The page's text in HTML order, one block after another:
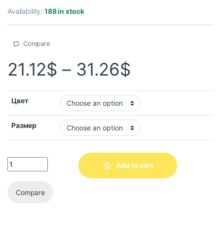
Availability:188 in stock
Compare
21.12$ – 31.26$
Цвет
Размер
Add to cart
Compare